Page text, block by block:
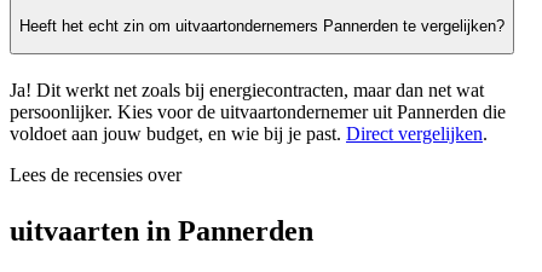
Heeft het echt zin om uitvaartondernemers Pannerden te vergelijken?
Ja! Dit werkt net zoals bij energiecontracten, maar dan net wat
persoonlijker. Kies voor de uitvaartondernemer uit Pannerden die
voldoet aan jouw budget, en wie bij je past. Direct vergelijken.
Lees de recensies over
uitvaarten in Pannerden